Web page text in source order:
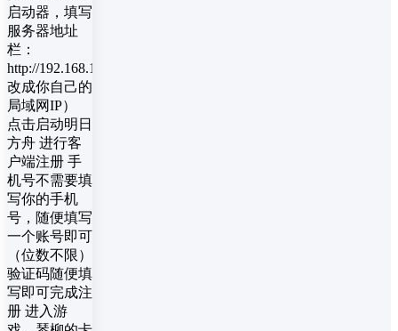
启动器，填写
服务器地址
栏：
http://192.168.1.1:38660（IP
改成你自己的
局域网IP）
点击启动明日
方舟 进行客
户端注册 手
机号不需要填
写你的手机
号，随便填写
一个账号即可
（位数不限）
验证码随便填
写即可完成注
册 进入游